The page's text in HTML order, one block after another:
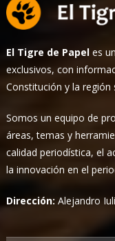
El Tigre de Papel es
exclusivos, con
Constitución y la región
Somos un equipo de
áreas, temas y
calidad periodística, el
la innovación en el
Dirección:Alejandro